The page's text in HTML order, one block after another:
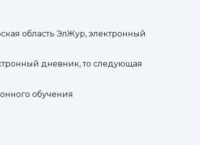
область ЭлЖур, электронный
дневник, то следующая
обучения